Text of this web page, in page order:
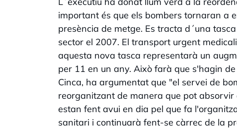
important és que els bombers tornaran a
presència de metge. Es tracta d´una
sector el 2007. El transport urgent
aquesta nova tasca representarà un
per 11 en un any. Això farà que s'hagin
Cinca, ha argumentat que "el servei de
reorganitzant de manera que pot
estan fent avui en dia pel que fa
sanitari i continuarà fent-se càrrec de la